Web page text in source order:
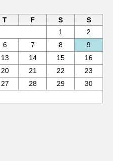
T F S
S
1
2
6 7 8
9
13 14 15
16
20 21 22
23
27 28 29
30